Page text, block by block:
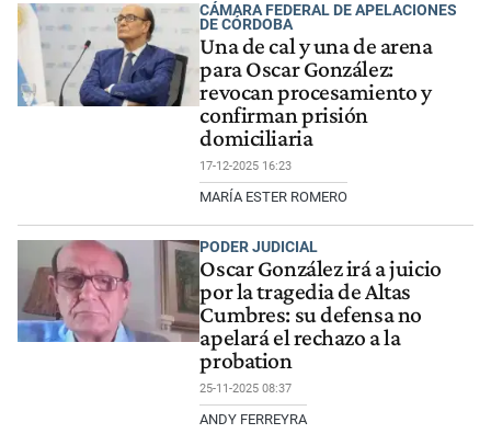
CÁMARA FEDERAL DE APELACIONES
DE CÓRDOBA
Una de cal y una de arena
para Oscar González:
revocan procesamiento y
confirman prisión
domiciliaria
17-12-2025 16:23
MARÍA ESTER ROMERO
PODER JUDICIAL
Oscar González irá a juicio
por la tragedia de Altas
Cumbres: su defensa no
apelará el rechazo a la
probation
25-11-2025 08:37
ANDY FERREYRA